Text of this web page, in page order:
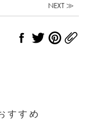
NEXT ≫
すすめ